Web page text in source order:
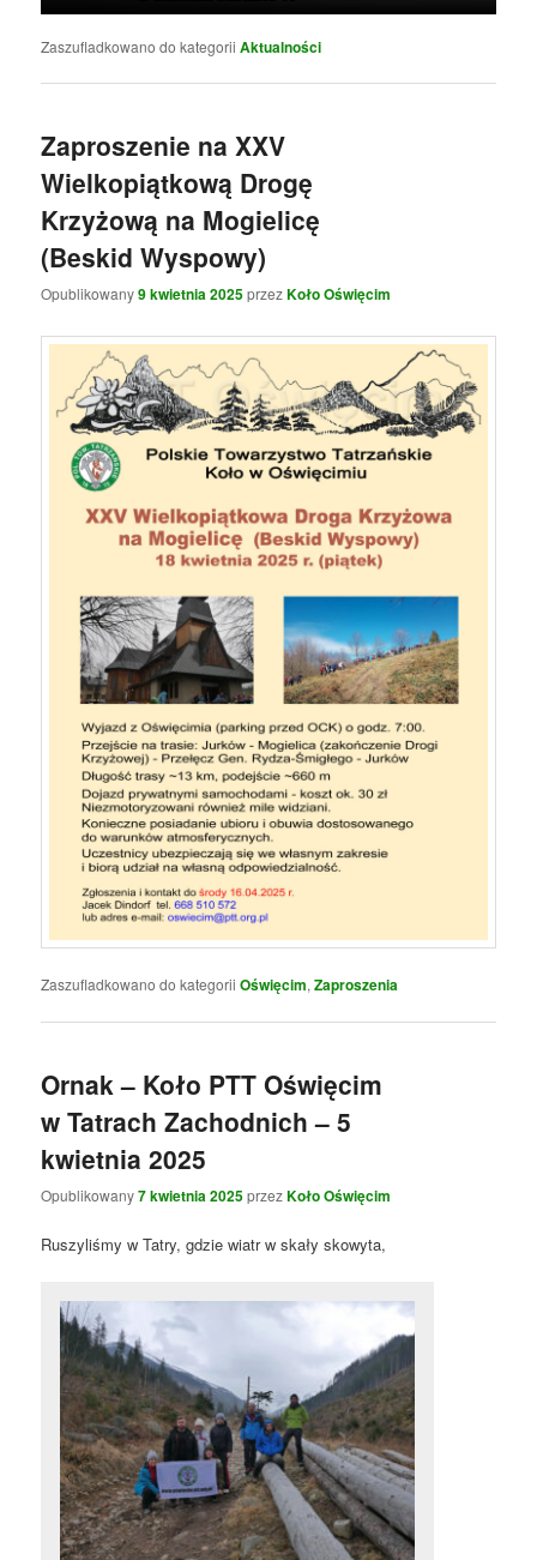
Zaszufladkowano do kategorii Aktualności
Zaproszenie na XXV
Wielkopiątkową Drogę
Krzyżową na Mogielicę
(Beskid Wyspowy)
Opublikowany9 kwietnia 2025przezKoło Oświęcim
Zaszufladkowano do kategorii Oświęcim,Zaproszenia
Ornak – Koło PTT Oświęcim
w Tatrach Zachodnich – 5
kwietnia 2025
Opublikowany7 kwietnia 2025przezKoło Oświęcim
Ruszyliśmy w Tatry, gdzie wiatr w skały skowyta,